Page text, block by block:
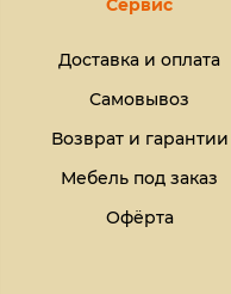
Сервис
Доставка и оплата
Самовывоз
Возврат и гарантии
Мебель под заказ
Офёрта